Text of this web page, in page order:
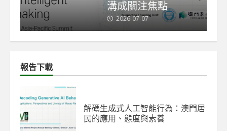
溝成關注焦點
2026-07-07
報告下載
解碼生成式人工智能行為：澳門居
民的應用、態度與素養